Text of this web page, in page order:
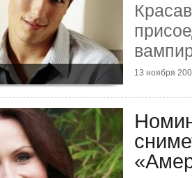
13 ноября